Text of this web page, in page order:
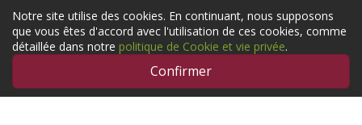
Notre site utilise des cookies. En continuant, nous supposons
que vous êtes d'accord avec l'utilisation de ces cookies, comme
détaillée dans notre politique de Cookie et vie privée.
Confirmer